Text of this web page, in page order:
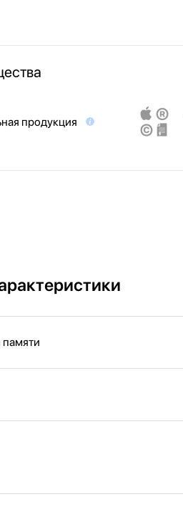
продукция